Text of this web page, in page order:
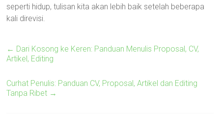
seperti hidup, tulisan kita akan lebih baik setelah beberapa
kali direvisi.
← Dari Kosong ke Keren: Panduan Menulis Proposal, CV,
Artikel, Editing
Curhat Penulis: Panduan CV, Proposal, Artikel dan Editing
Tanpa Ribet →